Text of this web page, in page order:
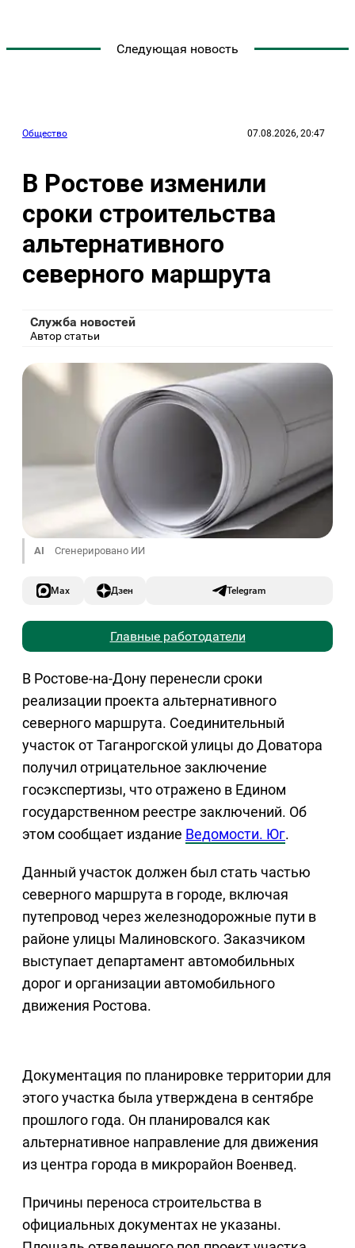
Следующая новость
Общество 07.08.2026, 20:47
В Ростове изменили
сроки строительства
альтернативного
северного маршрута
Служба новостей
Автор статьи
AI Сгенерировано ИИ
Max Дзен Telegram
Главные работодатели
В Ростове-на-Дону перенесли сроки
реализации проекта альтернативного
северного маршрута. Соединительный
участок от Таганрогской улицы до Доватора
получил отрицательное заключение
госэкспертизы, что отражено в Едином
государственном реестре заключений. Об
этом сообщает издание Ведомости. Юг.
Данный участок должен был стать частью
северного маршрута в городе, включая
путепровод через железнодорожные пути в
районе улицы Малиновского. Заказчиком
выступает департамент автомобильных
дорог и организации автомобильного
движения Ростова.
Документация по планировке территории для
этого участка была утверждена в сентябре
прошлого года. Он планировался как
альтернативное направление для движения
из центра города в микрорайон Военвед.
Причины переноса строительства в
официальных документах не указаны.